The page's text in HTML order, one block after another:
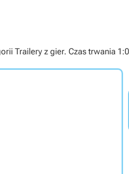
Trailery z gier. Czas trwania